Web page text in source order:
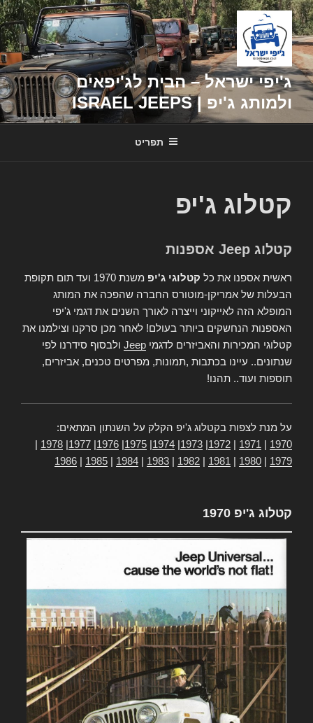
דילוג
לתוכן
ג'יפי ישראל – הבית לג'יפאים
ולמותג ג'יפ | ISRAEL JEEPS
תפריט
קטלוג ג'יפ
קטלוג Jeep אספנות
ראשית אספנו את כל קטלוגי ג'יפ
משנת 1970 ועד תום תקופת
הבעלות של אמריקן-מוטורס החברה שהפכה את המותג
המופלא הזה לאייקוני וייצרה לאורך השנים את דגמי ג'יפי
האספנות הנחשקים ביותר בעולם! לאחר מכן סרקנו וצילמנו את
קטלוגי המכירות והאביזרים לדגמי Jeep ולבסוף סידרנו לפי
שנתונים.. עיינו בכתבות ,תמונות, מפרטים טכנים, אביזרים,
תוספות ועוד.. תהנו!
על מנת לצפות בקטלוג ג'יפ הקלק על השנתון המתאים:
1970
1971
1972
1973
1974
1975
1976
1977
1978
1979
1980
1981
1982
1983
1984
1985
1986
קטלוג ג'יפ 1970